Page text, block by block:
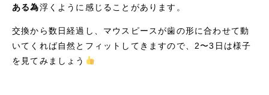
ある為浮くように感じることがあります。
交換から数日経過し、マウスピースが歯の形に合わせて動
いてくれば自然とフィットしてきますので、2〜3日は様子
を見てみましょう